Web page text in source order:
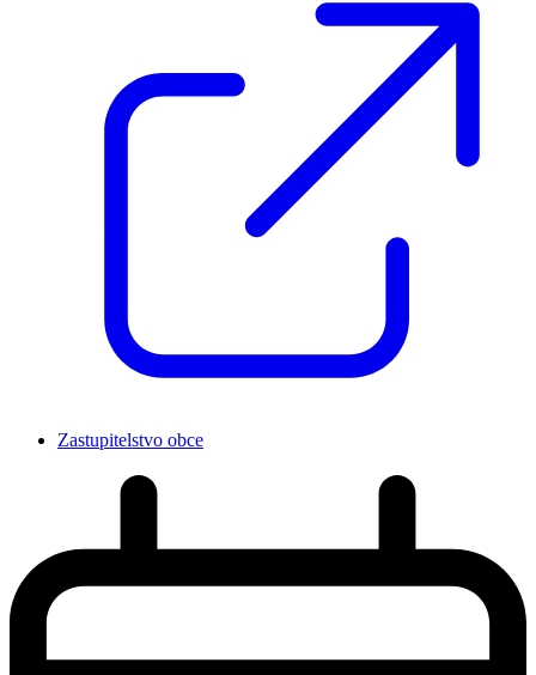
Zastupitelstvo obce